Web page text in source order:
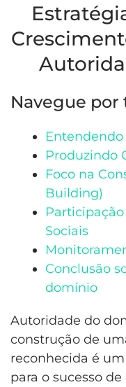
Navegue por
Produzindo
Foco na
Building)
Sociais
Conclusão
domínio
Autoridade do
construção de
reconhecida é
para o sucesso